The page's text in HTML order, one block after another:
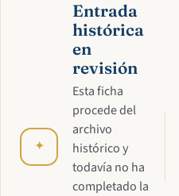
✦
Entrada
histórica
en
revisión
Esta ficha
procede del
archivo
histórico y
todavía no ha
completado la